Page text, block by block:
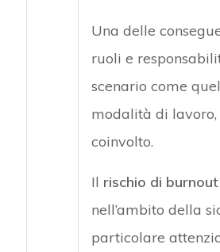
Una delle
ruoli e
scenario come
modalità di
coinvolto.
Il rischio di burnout
nell’ambito della
particolare